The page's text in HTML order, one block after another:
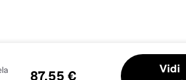
87,55 €
Vidi